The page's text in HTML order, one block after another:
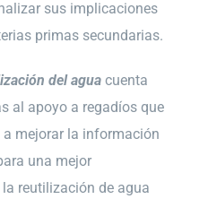
sus implicaciones
primas secundarias.
del agua cuenta
al apoyo a regadíos que
a mejorar la información
una mejor
reutilización de agua